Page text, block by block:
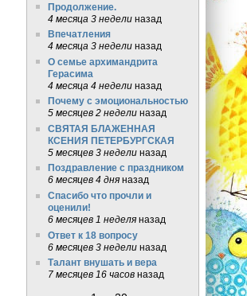
Продолжение.
4 месяца 3 неделиназад
Впечатления
4 месяца 3 неделиназад
О семье архимандрита
Герасима
4 месяца 4 неделиназад
Почему с эмоциональностью
5 месяцев 2 неделиназад
СВЯТАЯ БЛАЖЕННАЯ
КСЕНИЯ ПЕТЕРБУРГСКАЯ
5 месяцев 3 неделиназад
Поздравление с праздником
6 месяцев 4 дняназад
Спасибо что прочли и
оценили!
6 месяцев 1 неделяназад
Ответ к 18 вопросу
6 месяцев 3 неделиназад
Талант внушать и вера
7 месяцев 16 часовназад